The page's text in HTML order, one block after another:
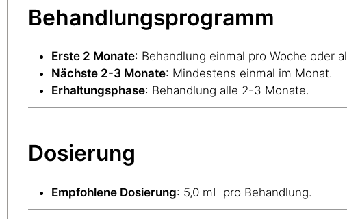
Behandlungsprogramm
Erste 2 Monate: Behandlung einmal pro Woche oder
Nächste 2-3 Monate: Mindestens einmal im Monat.
Erhaltungsphase: Behandlung alle 2-3 Monate.
Dosierung
Empfohlene Dosierung: 5,0 mL pro Behandlung.